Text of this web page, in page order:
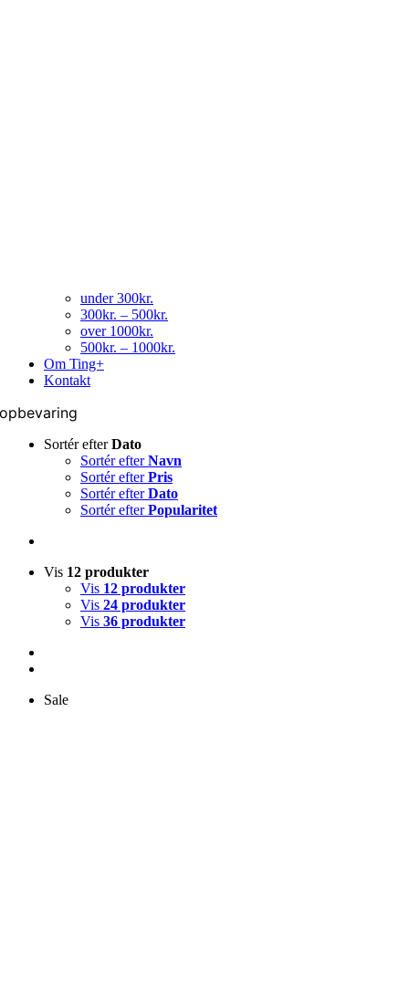
under 300kr.
300kr. – 500kr.
over 1000kr.
500kr. – 1000kr.
Om Ting+
Kontakt
opbevaring
Sortér efterDato
Sortér efterNavn
Sortér efterPris
Sortér efterDato
Sortér efterPopularitet
Vis 12 produkter
Vis 12 produkter
Vis 24 produkter
Vis 36 produkter
Sale